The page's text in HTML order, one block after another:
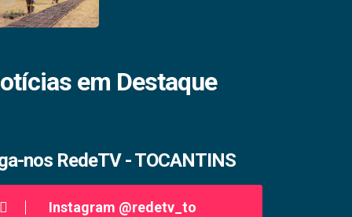
em Destaque
nos RedeTV - TOCANTINS
Instagram @redetv_to